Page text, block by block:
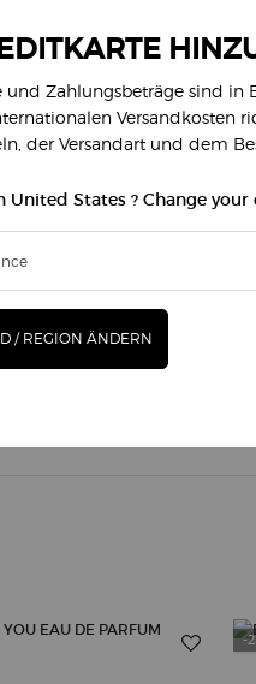
REVIVING LIGHT CREAM -
CREAM
15 g
€ 190,00
AUSVERKAUFT
-
und Zahlungsbeträge sind in
Versandkosten
der Versandart und dem
United States ? Change
/ REGION ÄNDERN